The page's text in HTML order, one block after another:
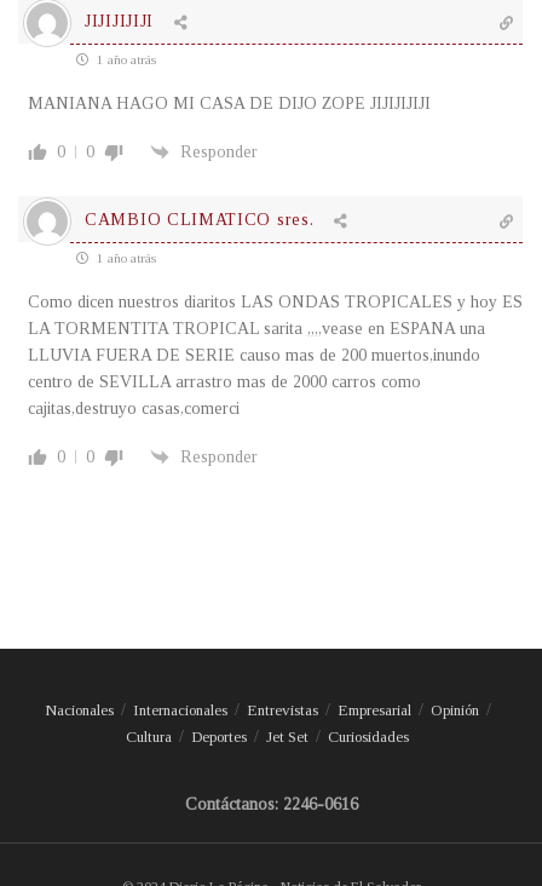
JIJIJIJIJI
1 año atrás
MANIANA HAGO MI CASA DE DIJO ZOPE JIJIJIJIJI
0 0 Responder
CAMBIO CLIMATICO sres.
1 año atrás
Como dicen nuestros diaritos LAS ONDAS TROPICALES y hoy ES
LA TORMENTITA TROPICAL sarita ,,,,vease en ESPANA una
LLUVIA FUERA DE SERIE causo mas de 200 muertos,inundo
centro de SEVILLA arrastro mas de 2000 carros como
cajitas,destruyo casas,comerci
0 0 Responder
Nacionales Internacionales Entrevistas Empresarial
Opinión
Cultura
Deportes Jet Set Curiosidades
Contáctanos: 2246-0616